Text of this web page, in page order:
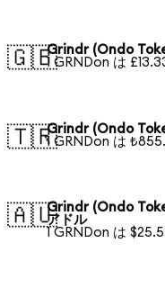
🇬🇧Grindr (Ondo
1 GRNDon は
🇹🇷Grindr (Ondo
1 GRNDon は
🇦🇺Grindr (Ondo
アドル
1 GRNDon は